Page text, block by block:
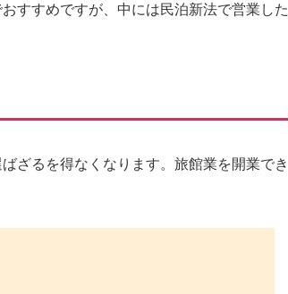
すすめですが、中には民泊新法で営業した
ざるを得なくなります。旅館業を開業でき